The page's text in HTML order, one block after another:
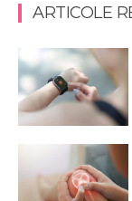
ARTICOLE